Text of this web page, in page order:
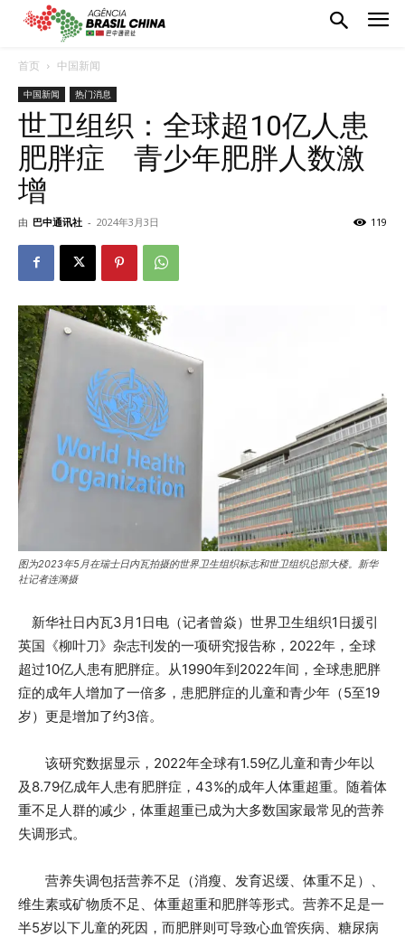
首页 中国新闻
中国新闻 热门消息
世卫组织：全球超10亿人患
肥胖症 青少年肥胖人数激
增
由 巴中通讯社 - 2024年3月3日 119
图为2023年5月在瑞士日内瓦拍摄的世界卫生组织标志和世卫组织总部大楼。新华
社记者连漪摄
新华社日内瓦3月1日电（记者曾焱）世界卫生组织1日援引
英国《柳叶刀》杂志刊发的一项研究报告称，2022年，全球
超过10亿人患有肥胖症。从1990年到2022年间，全球患肥胖
症的成年人增加了一倍多，患肥胖症的儿童和青少年（5至19
岁）更是增加了约3倍。
该研究数据显示，2022年全球有1.59亿儿童和青少年以
及8.79亿成年人患有肥胖症，43%的成年人体重超重。随着体
重不足人群的减少，体重超重已成为大多数国家最常见的营养
失调形式。
营养失调包括营养不足（消瘦、发育迟缓、体重不足）、
维生素或矿物质不足、体重超重和肥胖等形式。营养不足是一
半5岁以下儿童的死因，而肥胖则可导致心血管疾病、糖尿病